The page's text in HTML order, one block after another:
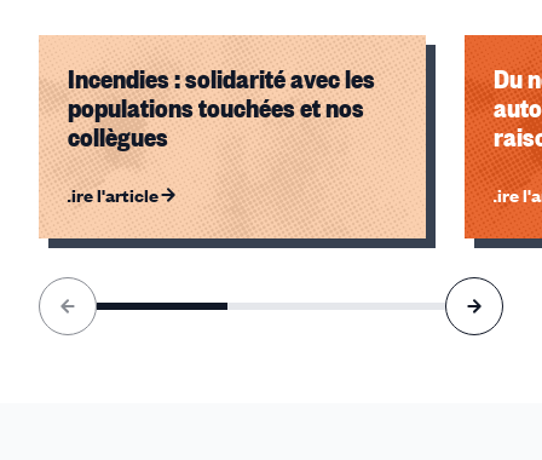
Incendies : solidarité avec les
populations touchées et nos
collègues
Lire l'article
Du
Lire